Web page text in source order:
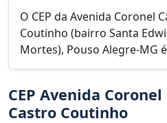
O CEP da Avenida Coronel
Coutinho (bairro Santa
Mortes), Pouso Alegre-MG é
CEP Avenida
Castro Coutinho